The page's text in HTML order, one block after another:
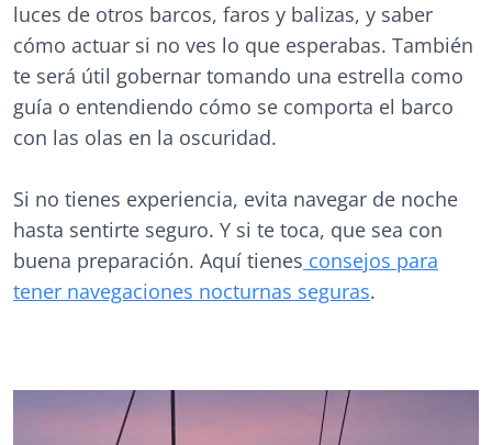
luces de otros barcos, faros y balizas, y saber
cómo actuar si no ves lo que esperabas. También
te será útil gobernar tomando una estrella como
guía o entendiendo cómo se comporta el barco
con las olas en la oscuridad.
Si no tienes experiencia, evita navegar de noche
hasta sentirte seguro. Y si te toca, que sea con
buena preparación. Aquí tienes consejos para
tener navegaciones nocturnas seguras.